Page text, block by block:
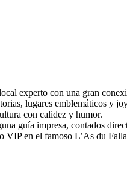
experto con una gran
lugares emblemáticos y
con calidez y humor.
guía impresa, contados
VIP en el famoso L’As du